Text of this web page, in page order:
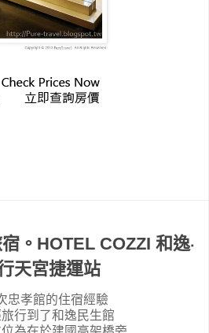
。HOTEL COZZI 和逸‧
天宮捷運站
忠孝館的住宿經驗
行到了和逸民生館